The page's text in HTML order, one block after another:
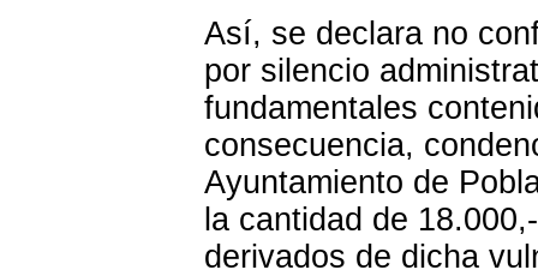
Así, se declara no
por silencio
fundamentales
consecuencia,
Ayuntamiento de
la cantidad de
derivados de dicha